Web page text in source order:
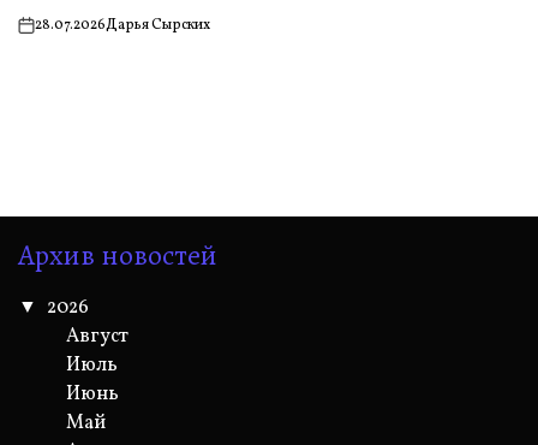
on28.07.2026Дарья Сырских
Архив новостей
2026
Август
Июль
Июнь
Май